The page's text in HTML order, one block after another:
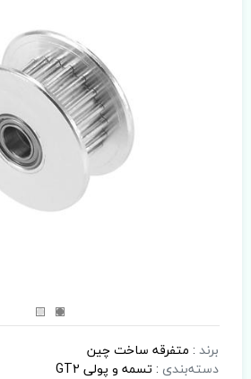
برند : متفرقه ساخت چین
دسته‌بندی : تسمه و پولی GT2